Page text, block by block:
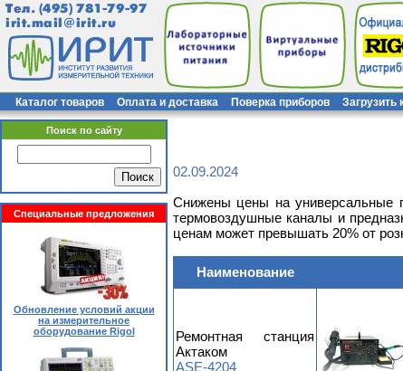
Тел. (495) 781-79-97
irit.mail@irit.ru
Каталог товаров Оплата и доставка Поверка приборов Загрузить
Поиск по сайту
Специальные предложения
Обновление условий акции
на измерительное
оборудование Rigol
02.09.2024
Снижены цены на универсальные
термовоздушные каналы и
ценам может превышать 20% от
Наименование
Ремонтная станция
Актаком
ASE-4204